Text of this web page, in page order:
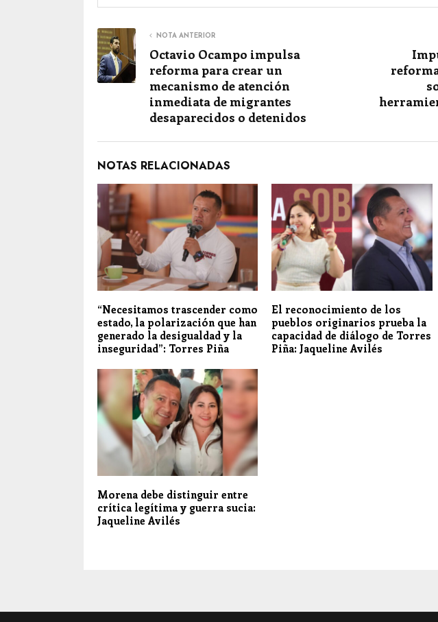
NOTA ANTERIOR
Octavio Ocampo impulsa
reforma para crear un
mecanismo de atención
inmediata de migrantes
desaparecidos o detenidos
NOTAS RELACIONADAS
“Necesitamos trascender como
estado, la polarización que han
generado la desigualdad y la
inseguridad”: Torres Piña
El reconocimiento de los
pueblos originarios prueba la
capacidad de diálogo de Torres
Piña: Jaqueline Avilés
Morena debe distinguir entre
crítica legítima y guerra sucia:
Jaqueline Avilés